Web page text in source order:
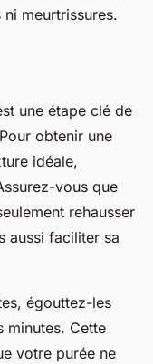
meurtrissures.
une étape clé de
obtenir une
idéale,
vous que
rehausser
aussi faciliter sa
égouttez-les
minutes. Cette
votre purée ne